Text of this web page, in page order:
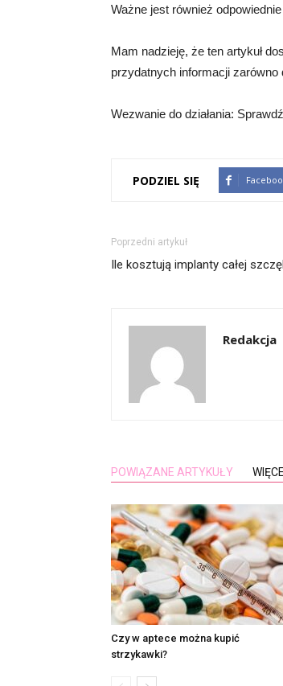
Ważne jest również
Mam nadzieję, że ten artykuł
przydatnych informacji
Wezwanie do działania:
PODZIEL SIĘ
Poprzedni artykuł
Ile kosztują implanty całej
Redakcja
POWIĄZANE ARTYKUŁY
Czy w aptece można kupić
strzykawki?